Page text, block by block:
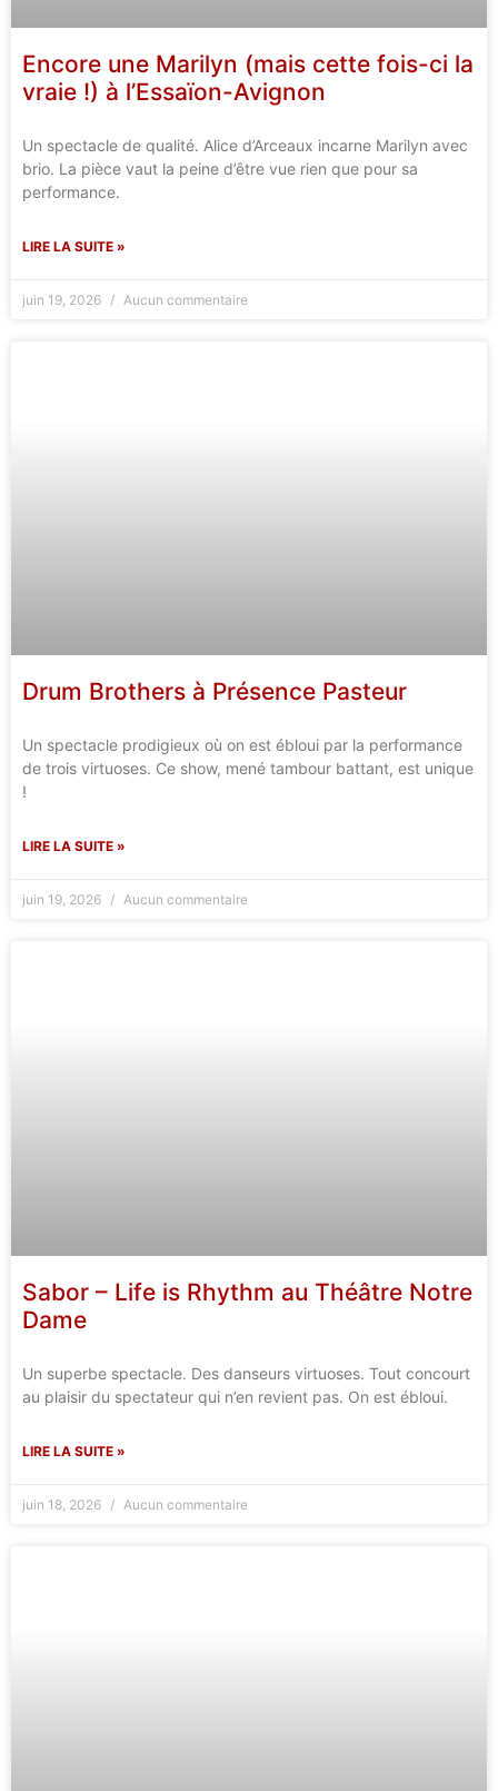
Encore une Marilyn (mais cette fois-ci la
vraie !) à l’Essaïon-Avignon
Un spectacle de qualité. Alice d’Arceaux incarne Marilyn avec
brio. La pièce vaut la peine d’être vue rien que pour sa
performance.
LIRE LA SUITE »
juin 19, 2026 Aucun commentaire
Drum Brothers à Présence Pasteur
Un spectacle prodigieux où on est ébloui par la performance
de trois virtuoses. Ce show, mené tambour battant, est unique
!
LIRE LA SUITE »
juin 19, 2026 Aucun commentaire
Sabor – Life is Rhythm au Théâtre Notre
Dame
Un superbe spectacle. Des danseurs virtuoses. Tout concourt
au plaisir du spectateur qui n’en revient pas. On est ébloui.
LIRE LA SUITE »
juin 18, 2026 Aucun commentaire